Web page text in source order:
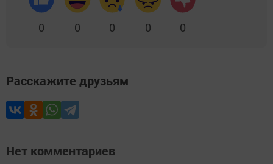
0 0 0 0 0
Расскажите друзьям
Нет комментариев